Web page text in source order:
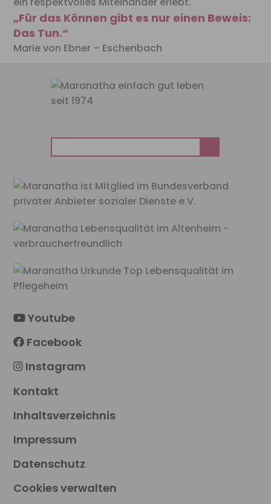
„Für das Können gibt es nur einen Beweis:
Das Tun.“
Marie von Ebner – Eschenbach
nach:
Youtube
Facebook
Instagram
Kontakt
Inhaltsverzeichnis
Impressum
Datenschutz
Cookies verwalten